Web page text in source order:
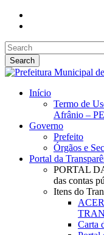
Skip
content
Search
Close
search
Menu
Início
Termo de
Afrânio – PE
Governo
Prefeito
Órgãos e
Portal da
PORTAL
das contas
Itens do
Carta